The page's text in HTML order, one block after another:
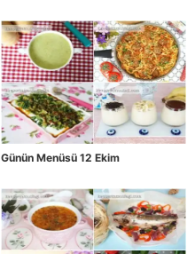
Günün Menüsü 12 Ekim